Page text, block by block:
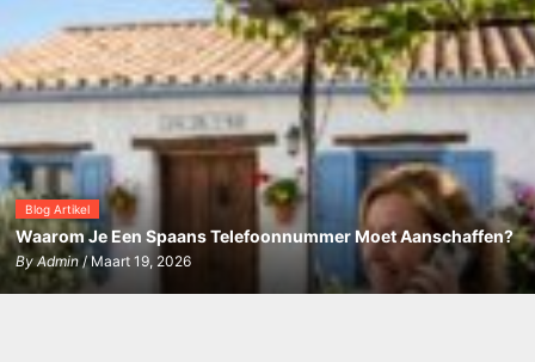
Blog Artikel
Waarom Je Een Spaans Telefoonnummer Moet Aanschaffen?
By Admin/ Maart 19, 2026